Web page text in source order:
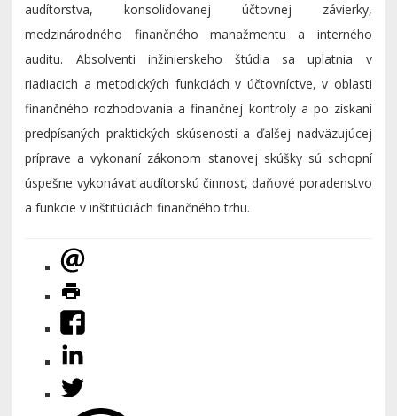
audítorstva, konsolidovanej účtovnej závierky,
medzinárodného finančného manažmentu a interného
auditu. Absolventi inžinierskeho štúdia sa uplatnia v
riadiacich a metodických funkciách v účtovníctve, v oblasti
finančného rozhodovania a finančnej kontroly a po získaní
predpísaných praktických skúseností a ďalšej nadväzujúcej
príprave a vykonaní zákonom stanovej skúšky sú schopní
úspešne vykonávať audítorskú činnosť, daňové poradenstvo
a funkcie v inštitúciách finančného trhu.